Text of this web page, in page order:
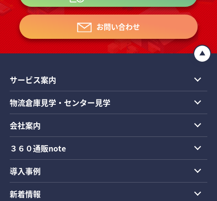
お問い合わせ
サービス案内
物流倉庫見学・センター見学
会社案内
３６０通販note
導入事例
新着情報